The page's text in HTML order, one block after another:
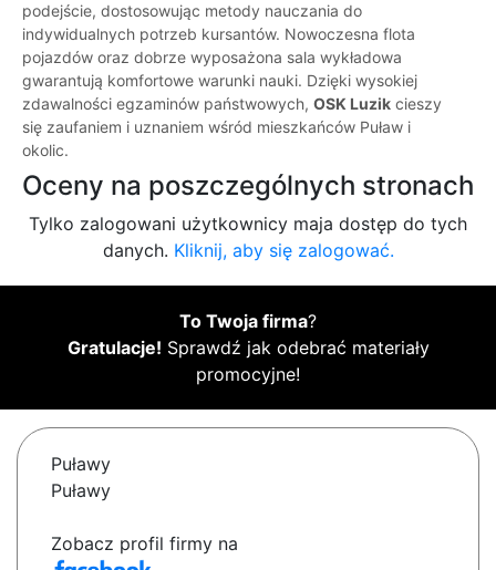
podejście, dostosowując metody nauczania do
indywidualnych potrzeb kursantów. Nowoczesna flota
pojazdów oraz dobrze wyposażona sala wykładowa
gwarantują komfortowe warunki nauki. Dzięki wysokiej
zdawalności egzaminów państwowych, OSK Luzik cieszy
się zaufaniem i uznaniem wśród mieszkańców Puław i
okolic.
Oceny na poszczególnych stronach
Tylko zalogowani użytkownicy maja dostęp do tych
danych. Kliknij, aby się zalogować.
To Twoja firma?
Gratulacje! Sprawdź jak odebrać materiały
promocyjne!
Puławy
Puławy
Zobacz profil firmy na